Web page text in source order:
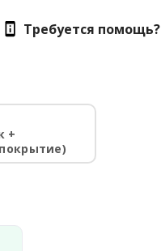
Требуется помощь?
+